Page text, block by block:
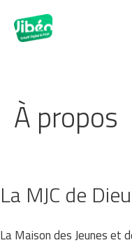
À propos
La MJC de
La Maison des Jeunes et